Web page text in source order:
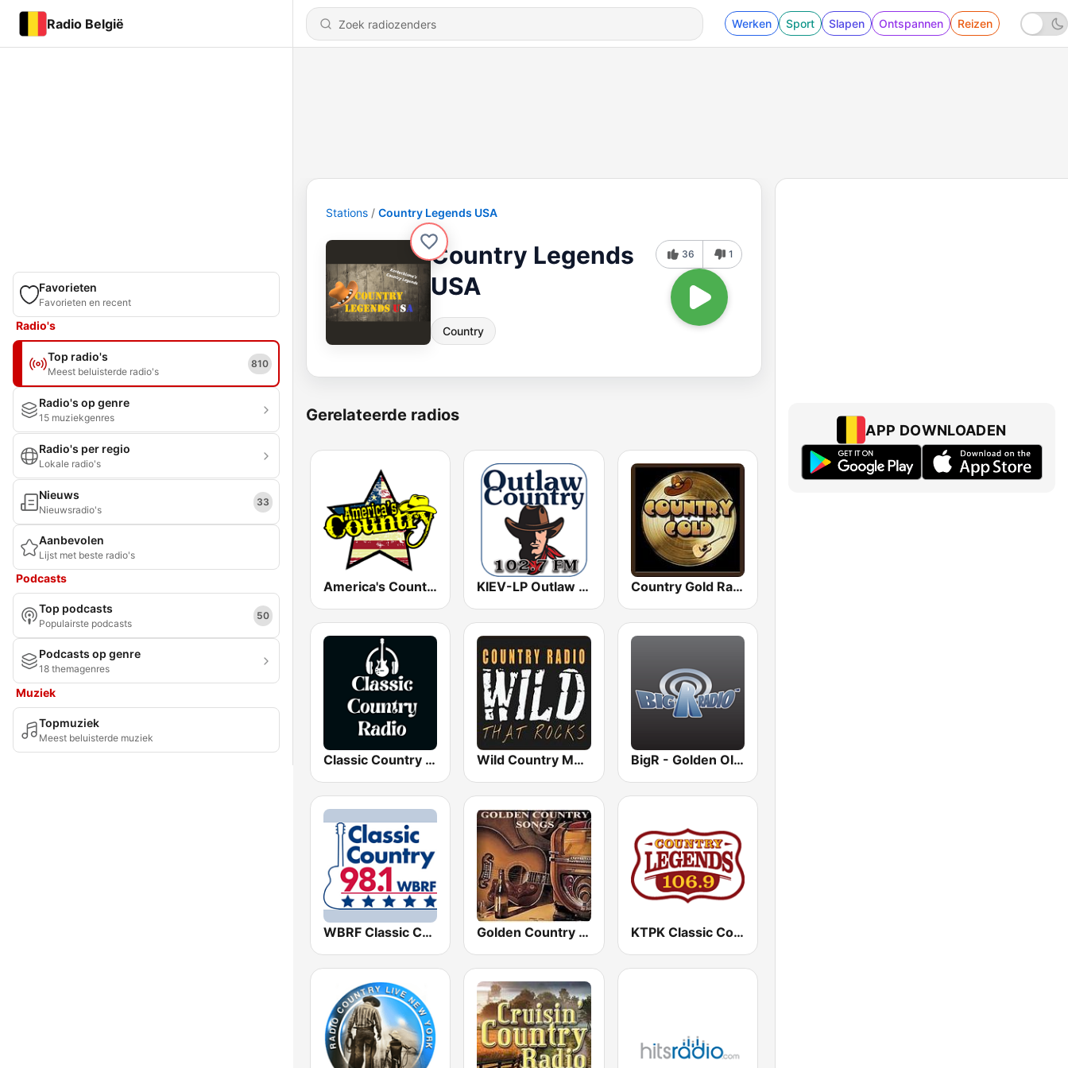
Radio België Werken Sport Slapen Ontspannen Reizen
Favorieten
Favorieten en recent
Radio's
Top radio's
Meest beluisterde radio's
810
Radio's op genre
15 muziekgenres
Radio's per regio
Lokale radio's
Nieuws
Nieuwsradio's
33
Aanbevolen
Lijst met beste radio's
Podcasts
Top podcasts
Populairste podcasts
50
Podcasts op genre
18 themagenres
Muziek
Topmuziek
Meest beluisterde muziek
Stations Country Legends USA
Country Legends
USA
Country
36 1
Gerelateerde radios
America's Country KIEV-LP Outlaw Country Radio Country Gold Radio
Classic Country Radio Wild Country Music Radio BigR - Golden Oldies
WBRF Classic Country 98.1 FM Golden Country Songs KTPK Classic Country 106.9
APP DOWNLOADEN